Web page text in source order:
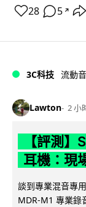
28 5 ↗
3C科技 流動
Lawton 2 小
【評測
耳機：現
談到專業混音專
MDR-M1 專業錄